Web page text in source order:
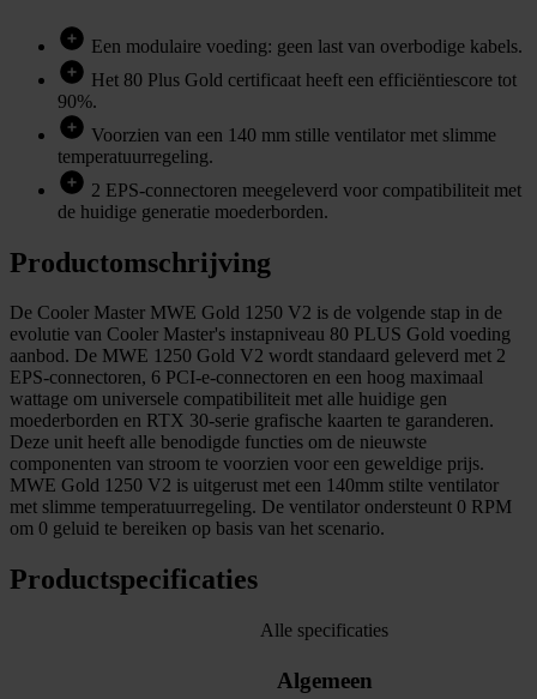
Een modulaire voeding: geen last van overbodige kabels.
Het 80 Plus Gold certificaat heeft een efficiëntiescore tot
90%.
Voorzien van een 140 mm stille ventilator met slimme
temperatuurregeling.
2 EPS-connectoren meegeleverd voor compatibiliteit met
de huidige generatie moederborden.
Productomschrijving
De Cooler Master MWE Gold 1250 V2 is de volgende stap in de
evolutie van Cooler Master's instapniveau 80 PLUS Gold voeding
aanbod. De MWE 1250 Gold V2 wordt standaard geleverd met 2
EPS-connectoren, 6 PCI-e-connectoren en een hoog maximaal
wattage om universele compatibiliteit met alle huidige gen
moederborden en RTX 30-serie grafische kaarten te garanderen.
Deze unit heeft alle benodigde functies om de nieuwste
componenten van stroom te voorzien voor een geweldige prijs.
MWE Gold 1250 V2 is uitgerust met een 140mm stilte ventilator
met slimme temperatuurregeling. De ventilator ondersteunt 0 RPM
om 0 geluid te bereiken op basis van het scenario.
Productspecificaties
Alle specificaties
Algemeen